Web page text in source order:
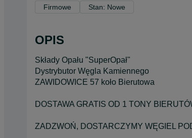
Firmowe Stan: Nowe
OPIS
Składy Opału "SuperOpał"
Dystrybutor Węgla Kamiennego
ZAWIDOWICE 57 koło Bierutowa
DOSTAWA GRATIS OD 1 TONY
ZADZWOŃ, DOSTARCZYMY WĘGIEL